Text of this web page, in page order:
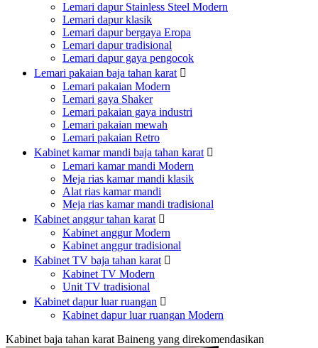
Lemari dapur Stainless Steel Modern
Lemari dapur klasik
Lemari dapur bergaya Eropa
Lemari dapur tradisional
Lemari dapur gaya pengocok
Lemari pakaian baja tahan karat 
Lemari pakaian Modern
Lemari gaya Shaker
Lemari pakaian gaya industri
Lemari pakaian mewah
Lemari pakaian Retro
Kabinet kamar mandi baja tahan karat 
Lemari kamar mandi Modern
Meja rias kamar mandi klasik
Alat rias kamar mandi
Meja rias kamar mandi tradisional
Kabinet anggur tahan karat 
Kabinet anggur Modern
Kabinet anggur tradisional
Kabinet TV baja tahan karat 
Kabinet TV Modern
Unit TV tradisional
Kabinet dapur luar ruangan 
Kabinet dapur luar ruangan Modern
Kabinet baja tahan karat Baineng yang direkomendasikan